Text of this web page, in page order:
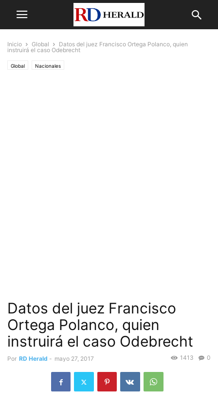
Inicio Global
Datos del juez Francisco Ortega Polanco, quien
instruirá el caso Odebrecht
Global Nacionales
Datos del juez Francisco
Ortega Polanco, quien
instruirá el caso Odebrecht
Por RD Herald - mayo 27, 2017 0
1413